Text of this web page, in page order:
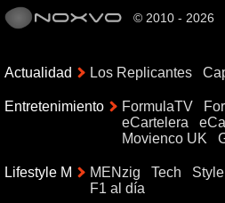
© 2010 - 2026
Actualidad Los Replicantes
Entretenimiento FormulaTV
eCartelera
Movienco UK
Lifestyle M MENzig Tech Style
F1 al día